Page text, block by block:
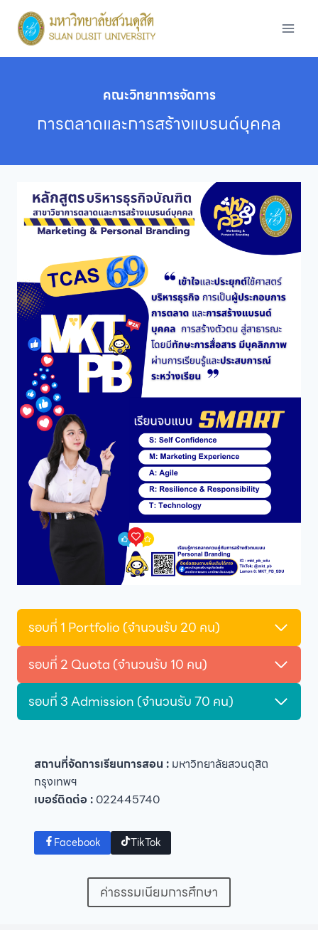
content
คณะวิทยาการจัดการ
การตลาดและการสร้างแบรนด์บุคคล
รอบที่ 1 Portfolio (จำนวนรับ 20 คน)
รอบที่ 2 Quota (จำนวนรับ 10 คน)
รอบที่ 3 Admission (จำนวนรับ 70 คน)
สถานที่จัดการเรียนการสอน : มหาวิทยาลัยสวนดุสิต
กรุงเทพฯ
เบอร์ติดต่อ : 022445740
Facebook TikTok
ค่าธรรมเนียมการศึกษา